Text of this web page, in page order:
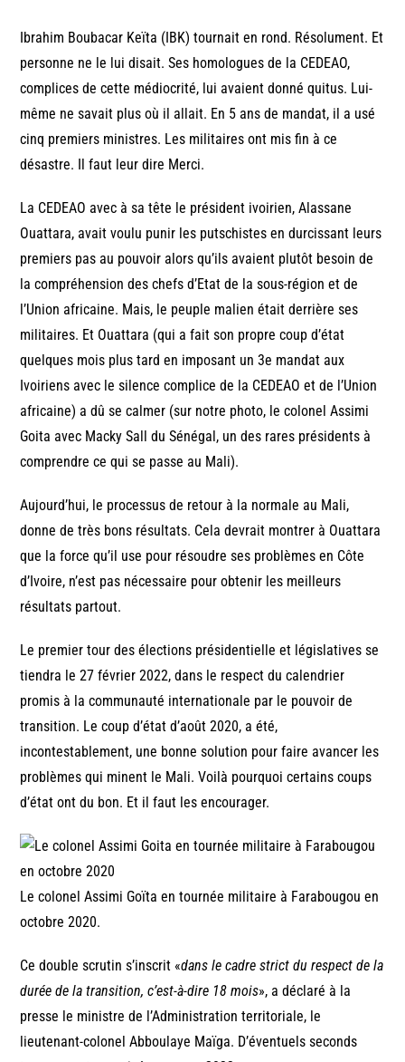
Ibrahim Boubacar Keïta (IBK) tournait en rond. Résolument. Et
personne ne le lui disait. Ses homologues de la CEDEAO,
complices de cette médiocrité, lui avaient donné quitus. Lui-
même ne savait plus où il allait. En 5 ans de mandat, il a usé
cinq premiers ministres. Les militaires ont mis fin à ce
désastre. Il faut leur dire Merci.
La CEDEAO avec à sa tête le président ivoirien, Alassane
Ouattara, avait voulu punir les putschistes en durcissant leurs
premiers pas au pouvoir alors qu’ils avaient plutôt besoin de
la compréhension des chefs d’Etat de la sous-région et de
l’Union africaine. Mais, le peuple malien était derrière ses
militaires. Et Ouattara (qui a fait son propre coup d’état
quelques mois plus tard en imposant un 3e mandat aux
Ivoiriens avec le silence complice de la CEDEAO et de l’Union
africaine) a dû se calmer (sur notre photo, le colonel Assimi
Goita avec Macky Sall du Sénégal, un des rares présidents à
comprendre ce qui se passe au Mali).
Aujourd’hui, le processus de retour à la normale au Mali,
donne de très bons résultats. Cela devrait montrer à Ouattara
que la force qu’il use pour résoudre ses problèmes en Côte
d’Ivoire, n’est pas nécessaire pour obtenir les meilleurs
résultats partout.
Le premier tour des élections présidentielle et législatives se
tiendra le 27 février 2022, dans le respect du calendrier
promis à la communauté internationale par le pouvoir de
transition. Le coup d’état d’août 2020, a été,
incontestablement, une bonne solution pour faire avancer les
problèmes qui minent le Mali. Voilà pourquoi certains coups
d’état ont du bon. Et il faut les encourager.
Le colonel Assimi Goïta en tournée militaire à Farabougou en
octobre 2020.
Ce double scrutin s’inscrit «dans le cadre strict du respect de la
durée de la transition, c’est-à-dire 18 mois», a déclaré à la
presse le ministre de l’Administration territoriale, le
lieutenant-colonel Abboulaye Maïga. D’éventuels seconds